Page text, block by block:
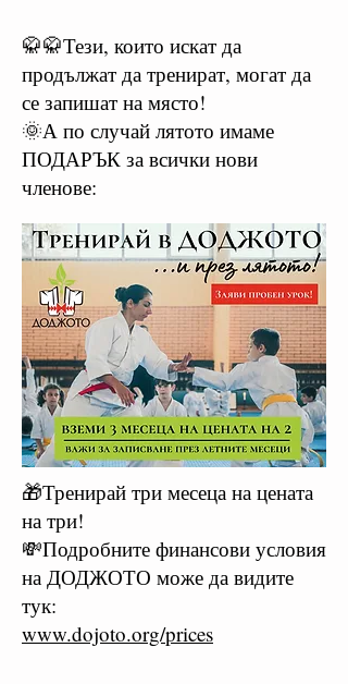
🥋🥋Тези, които искат да
продължат да тренират, могат да
се запишат на място!
🌞А по случай лятото имаме
ПОДАРЪК за всички нови
членове:
🎁Тренирай три месеца на цената
на три!
💸Подробните финансови условия
на ДОДЖОТО може да видите
тук:
www.dojoto.org/prices